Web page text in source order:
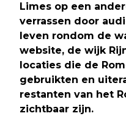
Limes op een
verrassen door
leven rondom de
website, de wijk
locaties die de
gebruikten en
restanten van het
zichtbaar zijn.